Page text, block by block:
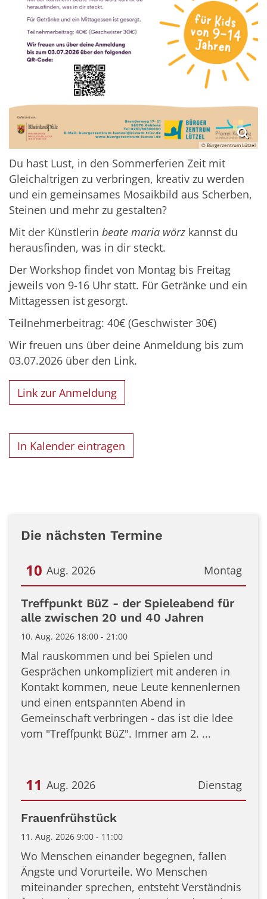
© Bürgerzentrum Lützel
Du hast Lust, in den Sommerferien Zeit mit
Gleichaltrigen zu verbringen, kreativ zu werden
und ein gemeinsames Mosaikbild aus Scherben,
Steinen und mehr zu gestalten?
Mit der Künstlerin beate maria wörz kannst du
herausfinden, was in dir steckt.
Der Workshop findet von Montag bis Freitag
jeweils von 9-16 Uhr statt. Für Getränke und ein
Mittagessen ist gesorgt.
Teilnehmerbeitrag: 40€ (Geschwister 30€)
Wir freuen uns über deine Anmeldung bis zum
03.07.2026 über den Link.
Link zur Anmeldung
In Kalender eintragen
Die nächsten Termine
Montag
10 Aug. 2026
Datum: 10. August 2026
Treffpunkt BüZ - der Spieleabend für
alle zwischen 20 und 40 Jahren
10. Aug. 2026 18:00 - 21:00
Mal rauskommen und bei Spielen und
Gesprächen unkompliziert mit anderen in
Kontakt kommen, neue Leute kennenlernen
und einen entspannten Abend in
Gemeinschaft verbringen - das ist die Idee
vom "Treffpunkt BüZ". Immer am 2. ...
Dienstag
11 Aug. 2026
Datum: 11. August 2026
Frauenfrühstück
11. Aug. 2026 9:00 - 11:00
Wo Menschen einander begegnen, fallen
Ängste und Vorurteile. Wo Menschen
miteinander sprechen, entsteht Verständnis